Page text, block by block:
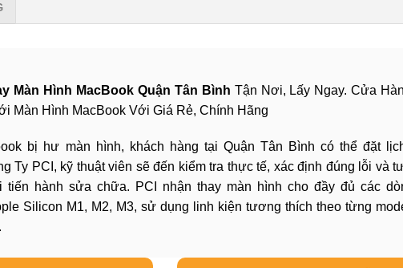
Màn Hình MacBook Quận Tân Bình Tận Nơi, Lấy Ngay. Cửa
Màn Hình MacBook Với Giá Rẻ, Chính Hãng
bị hư màn hình, khách hàng tại Quận Tân Bình có thể đặt
Ty PCI, kỹ thuật viên sẽ đến kiểm tra thực tế, xác định đúng lỗi và
hành sửa chữa. PCI nhận thay màn hình cho đầy đủ các
Silicon M1, M2, M3, sử dụng linh kiện tương thích theo từng